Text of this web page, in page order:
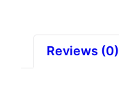
Reviews (0)